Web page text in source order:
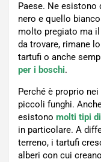
Paese. Ne
nero e quello
molto pregiato ma il
da trovare, rimane
tartufi o anche
per i boschi.
Perché è proprio
piccoli funghi.
esistono molti tipi
in particolare. A
terreno, i tartufi
alberi con cui